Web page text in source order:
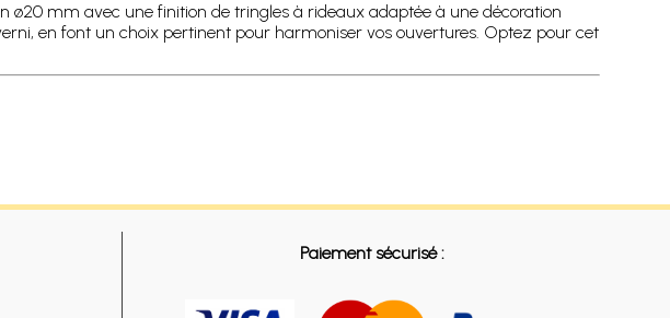
mm avec une finition de tringles à rideaux adaptée à une décoration
en font un choix pertinent pour harmoniser vos ouvertures. Optez pour cet
Paiement sécurisé :